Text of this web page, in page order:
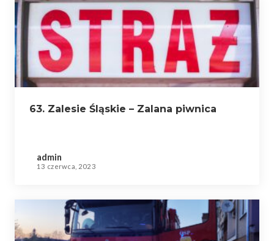
63. Zalesie Śląskie – Zalana piwnica
admin
13 czerwca, 2023